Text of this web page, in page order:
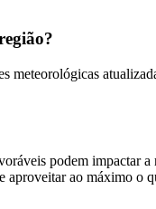
podem impactar
aproveitar ao máximo o